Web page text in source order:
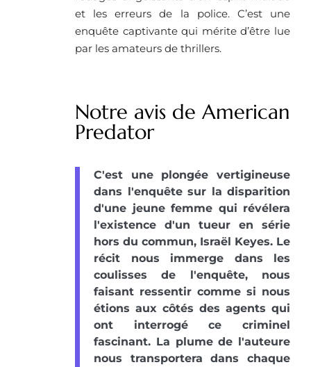
et les erreurs de la police. C’est une
enquête captivante qui mérite d’être lue
par les amateurs de thrillers.
Notre avis de American
Predator
C'est une plongée vertigineuse
dans l'enquête sur la disparition
d'une jeune femme qui révélera
l'existence d'un tueur en série
hors du commun, Israël Keyes. Le
récit nous immerge dans les
coulisses de l'enquête, nous
faisant ressentir comme si nous
étions aux côtés des agents qui
ont interrogé ce criminel
fascinant. La plume de l'auteure
nous transportera dans chaque